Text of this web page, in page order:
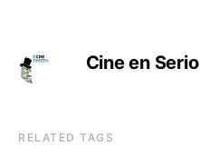
Cine en Serio
RELATED TAGS